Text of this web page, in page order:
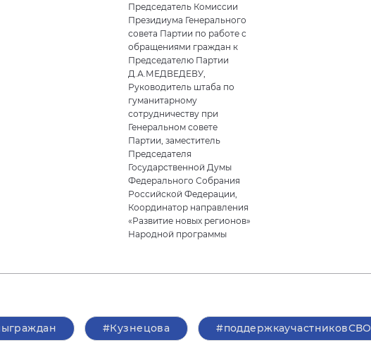
Председатель Комиссии
Президиума Генерального
совета Партии по работе с
обращениями граждан к
Председателю Партии
Д.А.МЕДВЕДЕВУ,
Руководитель штаба по
гуманитарному
сотрудничеству при
Генеральном совете
Партии, заместитель
Председателя
Государственной Думы
Федерального Собрания
Российской Федерации,
Координатор направления
«Развитие новых регионов»
Народной программы
#Кузнецова #поддержкаучастниковСВО